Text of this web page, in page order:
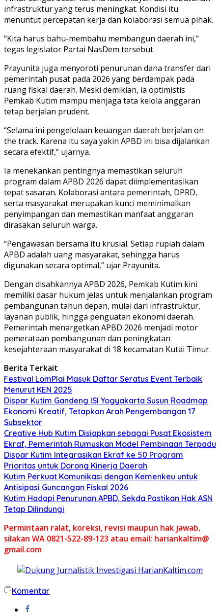
infrastruktur yang terus meningkat. Kondisi itu
menuntut percepatan kerja dan kolaborasi semua pihak.
“Kita harus bahu-membahu membangun daerah ini,”
tegas legislator Partai NasDem tersebut.
Prayunita juga menyoroti penurunan dana transfer dari
pemerintah pusat pada 2026 yang berdampak pada
ruang fiskal daerah. Meski demikian, ia optimistis
Pemkab Kutim mampu menjaga tata kelola anggaran
tetap berjalan prudent.
“Selama ini pengelolaan keuangan daerah berjalan on
the track. Karena itu saya yakin APBD ini bisa dijalankan
secara efektif,” ujarnya.
Ia menekankan pentingnya memastikan seluruh
program dalam APBD 2026 dapat diimplementasikan
tepat sasaran. Kolaborasi antara pemerintah, DPRD,
serta masyarakat merupakan kunci meminimalkan
penyimpangan dan memastikan manfaat anggaran
dirasakan seluruh warga.
“Pengawasan bersama itu krusial. Setiap rupiah dalam
APBD adalah uang masyarakat, sehingga harus
digunakan secara optimal,” ujar Prayunita.
Dengan disahkannya APBD 2026, Pemkab Kutim kini
memiliki dasar hukum jelas untuk menjalankan program
pembangunan tahun depan, mulai dari infrastruktur,
layanan publik, hingga penguatan ekonomi daerah.
Pemerintah menargetkan APBD 2026 menjadi motor
pemerataan pembangunan dan peningkatan
kesejahteraan masyarakat di 18 kecamatan Kutai Timur.
Berita Terkait
Festival LomPlai Masuk Daftar Seratus Event Terbaik
Menurut KEN 2025
Dispar Kutim Gandeng ISI Yogyakarta Susun Roadmap
Ekonomi Kreatif, Tetapkan Arah Pengembangan 17
Subsektor
Creative Hub Kutim Disiapkan sebagai Pusat Ekosistem
Ekraf, Pemerintah Rumuskan Model Pembinaan Terpadu
Dispar Kutim Integrasikan Ekraf ke 50 Program
Prioritas untuk Dorong Kinerja Daerah
Kutim Perkuat Komunikasi dengan Kemenkeu untuk
Antisipasi Guncangan Fiskal 2026
Kutim Hadapi Penurunan APBD, Sekda Pastikan Hak ASN
Tetap Dilindungi
Permintaan ralat, koreksi, revisi maupun hak jawab,
silakan WA 0821-522-89-123 atau email: hariankaltim@
gmail.com
Komentar